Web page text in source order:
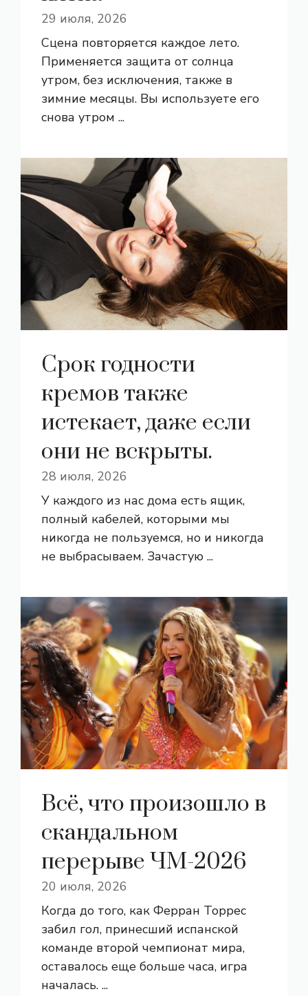
29 июля, 2026
Сцена повторяется каждое лето.
Применяется защита от солнца
утром, без исключения, также в
зимние месяцы. Вы используете его
снова утром ...
Срок годности
кремов также
истекает, даже если
они не вскрыты.
28 июля, 2026
У каждого из нас дома есть ящик,
полный кабелей, которыми мы
никогда не пользуемся, но и никогда
не выбрасываем. Зачастую ...
Всё, что произошло в
скандальном
перерыве ЧМ-2026
20 июля, 2026
Когда до того, как Ферран Торрес
забил гол, принесший испанской
команде второй чемпионат мира,
оставалось еще больше часа, игра
началась. ...